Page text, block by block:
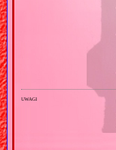
uwagi